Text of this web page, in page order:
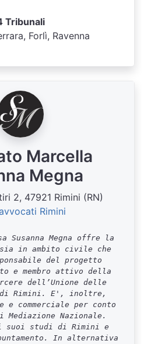
Tribunali
Forlì, Ravenna
Marcella
Megna
2, 47921 Rimini (RN)
Rimini
Susanna Megna offre la
sia in ambito civile che
del progetto
e membro attivo della
dell’Unione delle
di Rimini. E', inoltre,
commerciale per conto
Mediazione Nazionale.
i suoi studi di Rimini e
In alternativa